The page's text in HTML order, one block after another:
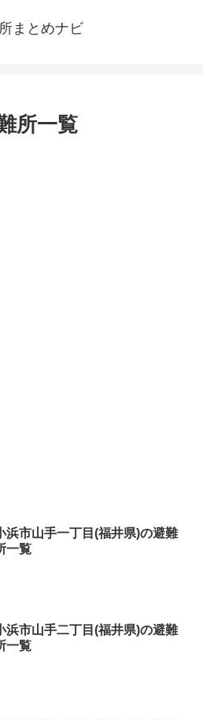
まとめナビ
所一覧
浜市山手一丁目(福井県)の避難
一覧
浜市山手二丁目(福井県)の避難
一覧